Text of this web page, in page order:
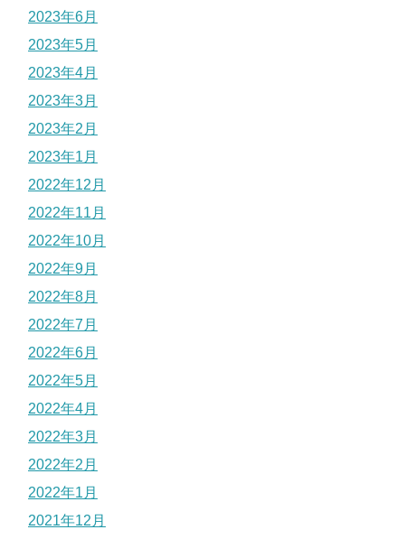
2023年6月
2023年5月
2023年4月
2023年3月
2023年2月
2023年1月
2022年12月
2022年11月
2022年10月
2022年9月
2022年8月
2022年7月
2022年6月
2022年5月
2022年4月
2022年3月
2022年2月
2022年1月
2021年12月